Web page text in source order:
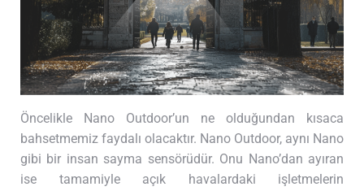
Öncelikle Nano Outdoor’un ne olduğundan kısaca
bahsetmemiz faydalı olacaktır. Nano Outdoor, aynı Nano
gibi bir insan sayma sensörüdür. Onu Nano’dan ayıran
ise tamamiyle açık havalardaki işletmelerin